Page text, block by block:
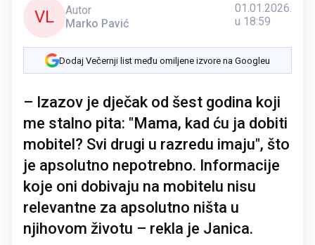
VL
Autor
Marko Pavić
01.01.2026.
u 18:59
Dodaj Večernji list među omiljene izvore na Googleu
– Izazov je dječak od šest godina koji
me stalno pita: "Mama, kad ću ja dobiti
mobitel? Svi drugi u razredu imaju", što
je apsolutno nepotrebno. Informacije
koje oni dobivaju na mobitelu nisu
relevantne za apsolutno ništa u
njihovom životu – rekla je Janica.